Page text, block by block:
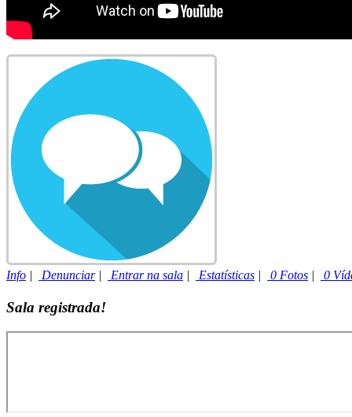
Info | Denunciar| Entrar na sala | Estatísticas | 0 Fotos | 0
Sala registrada!